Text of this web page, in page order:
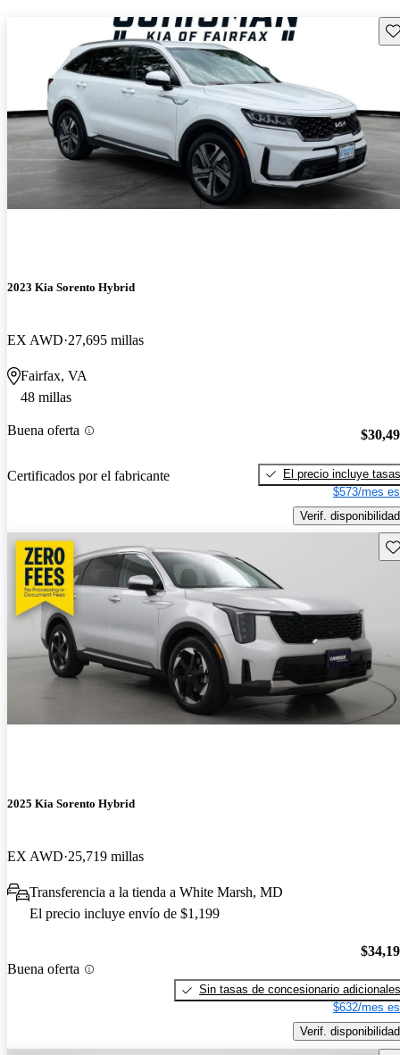
2023 Kia Sorento Hybrid
EX AWD 27,695 millas
Fairfax, VA
48 millas
Buena oferta
Certificados por el fabricante
El precio incluye tasas
$573/mes
Verif. disponibilidad
2025 Kia Sorento Hybrid
EX AWD 25,719 millas
Transferencia a la tienda a White Marsh, MD
El precio incluye envío de $1,199
Buena oferta
Sin tasas de concesionario adicionales
$632/mes
Verif. disponibilidad